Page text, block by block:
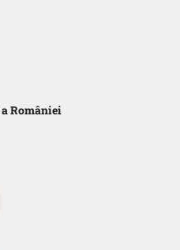
a României